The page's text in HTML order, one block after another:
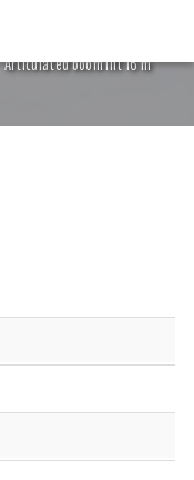
Articulated boom lift 16 m